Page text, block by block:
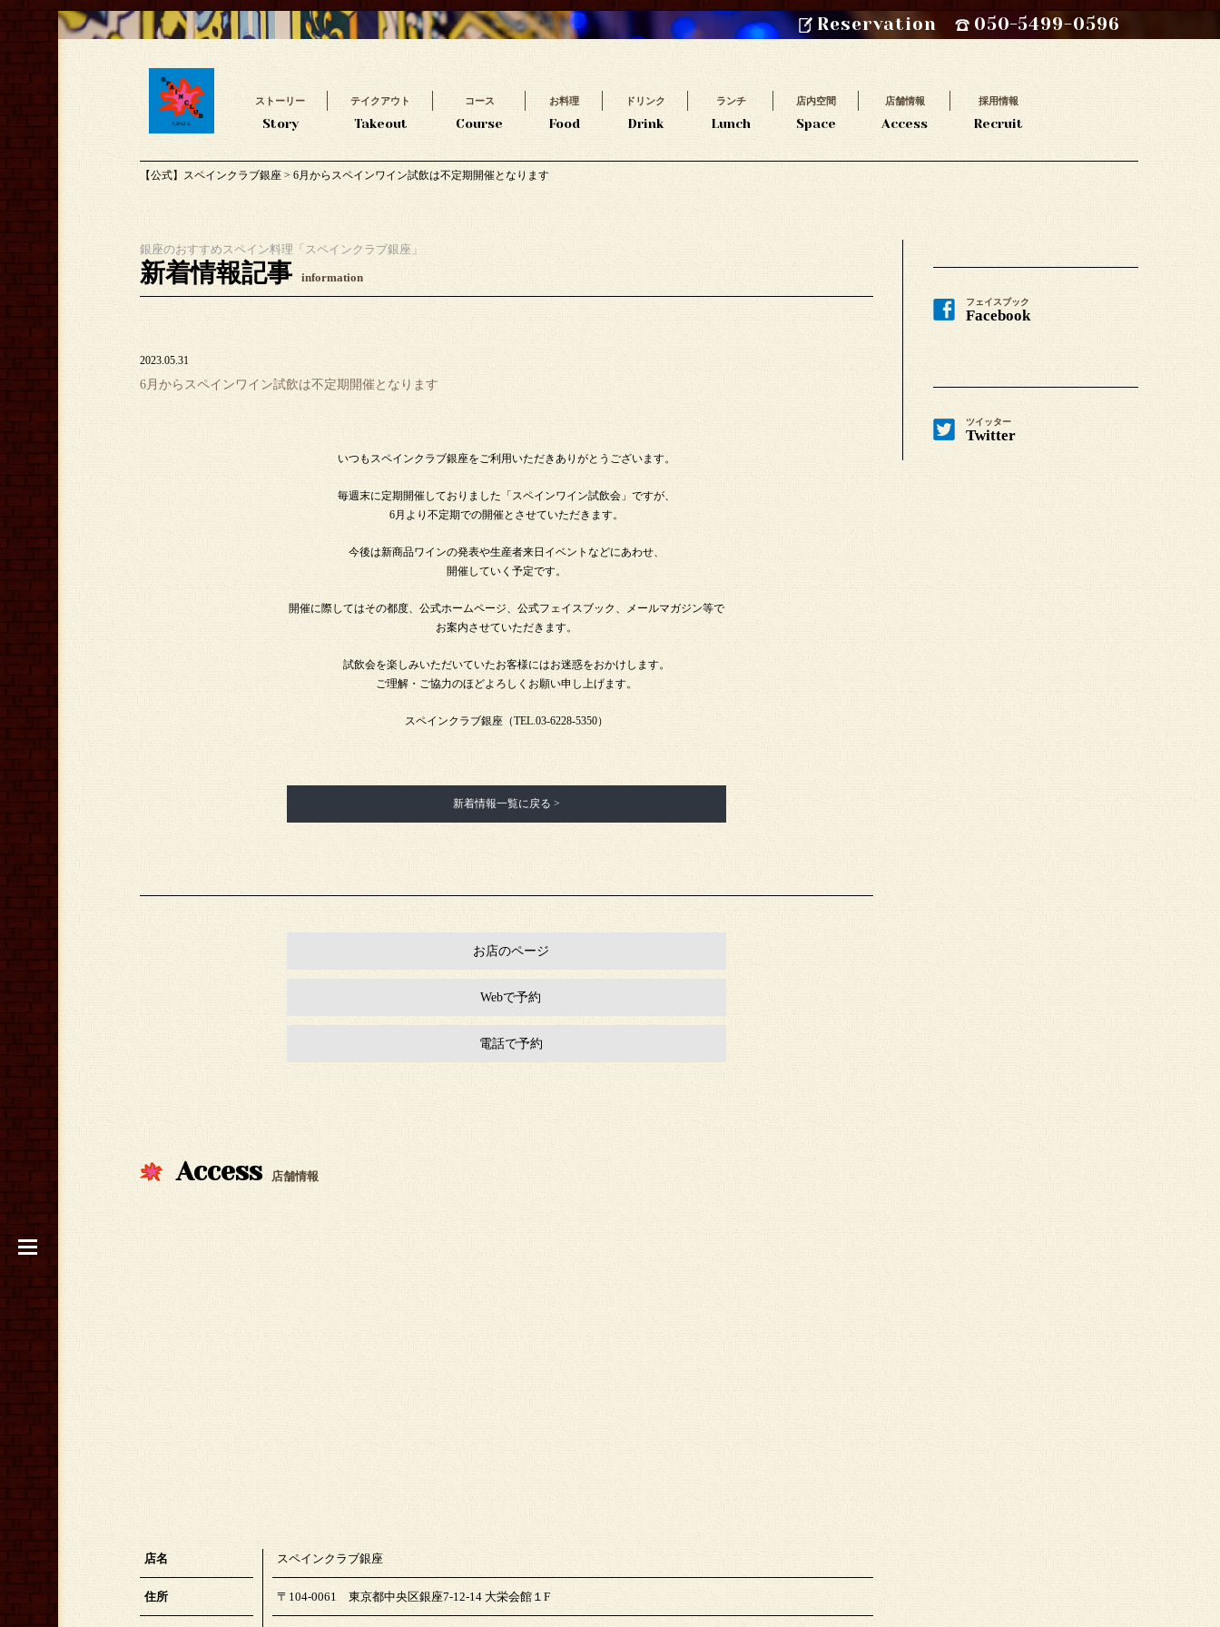
Reservation 050-5499-0596
ストーリー
Story
テイクアウト
Takeout
コース
Course
お料理
Food
ドリンク
Drink
ランチ
Lunch
店内空間
Space
店舗情報
Access
採用情報
Recruit
【公式】スペインクラブ銀座 > 6月からスペインワイン試飲は不定期開催となります
銀座のおすすめスペイン料理「スペインクラブ銀座」
新着情報記事 information
2023.05.31
6月からスペインワイン試飲は不定期開催となります
いつもスペインクラブ銀座をご利用いただきありがとうございます。
毎週末に定期開催しておりました「スペインワイン試飲会」ですが、
6月より不定期での開催とさせていただきます。
今後は新商品ワインの発表や生産者来日イベントなどにあわせ、
開催していく予定です。
開催に際してはその都度、公式ホームページ、公式フェイスブック、メールマガジン等で
お案内させていただきます。
試飲会を楽しみいただいていたお客様にはお迷惑をおかけします。
ご理解・ご協力のほどよろしくお願い申し上げます。
スペインクラブ銀座（TEL.03-6228-5350）
新着情報一覧に戻る >
お店のページ
Webで予約
電話で予約
Access 店舗情報
店名 スペインクラブ銀座
住所 〒104-0061 東京都中央区銀座7-12-14 大栄会館１F
フェイスブック
Facebook
ツイッター
Twitter